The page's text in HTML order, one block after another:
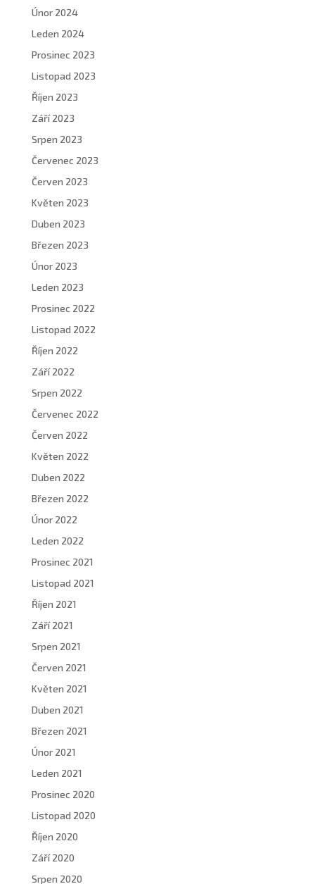
Únor 2024
Leden 2024
Prosinec 2023
Listopad 2023
Říjen 2023
Září 2023
Srpen 2023
Červenec 2023
Červen 2023
Květen 2023
Duben 2023
Březen 2023
Únor 2023
Leden 2023
Prosinec 2022
Listopad 2022
Říjen 2022
Září 2022
Srpen 2022
Červenec 2022
Červen 2022
Květen 2022
Duben 2022
Březen 2022
Únor 2022
Leden 2022
Prosinec 2021
Listopad 2021
Říjen 2021
Září 2021
Srpen 2021
Červen 2021
Květen 2021
Duben 2021
Březen 2021
Únor 2021
Leden 2021
Prosinec 2020
Listopad 2020
Říjen 2020
Září 2020
Srpen 2020